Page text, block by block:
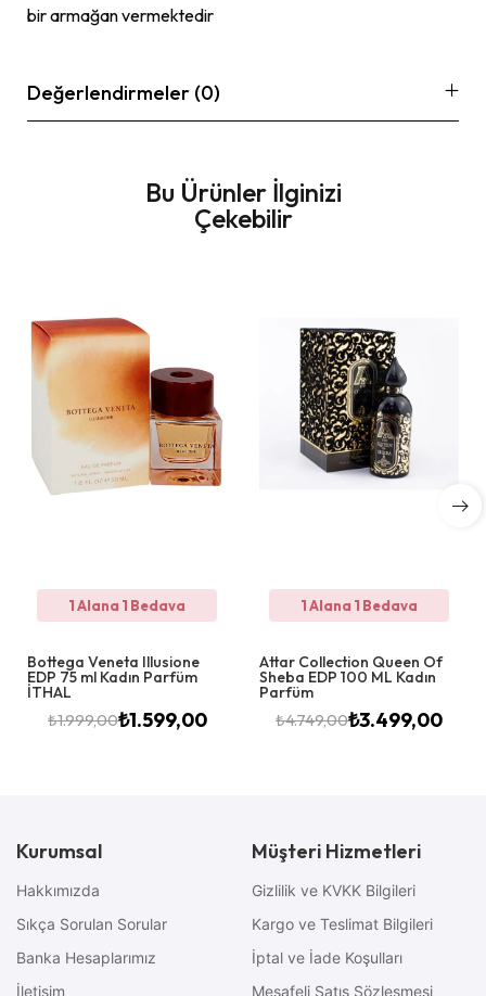
bir armağan vermektedir
Değerlendirmeler (0)
Bu Ürünler İlginizi
Çekebilir
1 Alana 1 Bedava
Bottega Veneta Illusione
EDP 75 ml Kadın Parfüm
İTHAL
₺1.999,00₺1.599,00
1 Alana 1 Bedava
Attar Collection Queen Of
Sheba EDP 100 ML Kadın
Parfüm
₺4.749,00₺3.499,00
Kurumsal
Hakkımızda
Sıkça Sorulan Sorular
Banka Hesaplarımız
İletişim
Müşteri Hizmetleri
Gizlilik ve KVKK Bilgileri
Kargo ve Teslimat Bilgileri
İptal ve İade Koşulları
Mesafeli Satış Sözleşmesi